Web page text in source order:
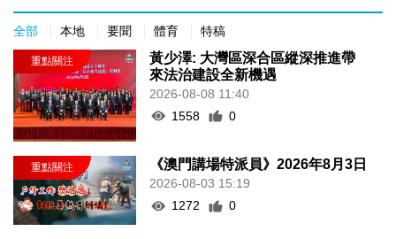
全部 本地 要聞 體育 特稿
黃少澤: 大灣區深合區縱深推進帶
來法治建設全新機遇
2026-08-08 11:40
1558
0
《澳門講場特派員》2026年8月3日
2026-08-03 15:19
1272
0